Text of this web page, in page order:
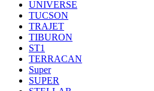
UNIVERSE
TUCSON
TRAJET
TIBURON
ST1
TERRACAN
Super
SUPER